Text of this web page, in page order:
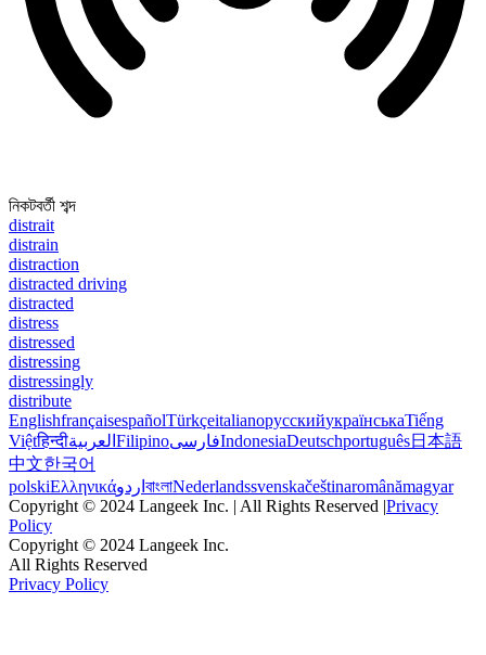
নিকটবর্তী শব্দ
distrait
distrain
distraction
distracted driving
distracted
distress
distressed
distressing
distressingly
distribute
EnglishfrançaisespañolTürkçeitalianoрусскийукраїнськаTiếng
Việtहिन्दीالعربية FilipinoفارسیIndonesiaDeutschportuguês日本語
中文한국어
polskiΕλληνικάاردو বাংলাNederlandssvenskačeštinaromânămagyar
Copyright © 2024 Langeek Inc. | All Rights Reserved |Privacy
Policy
Copyright © 2024 Langeek Inc.
All Rights Reserved
Privacy Policy